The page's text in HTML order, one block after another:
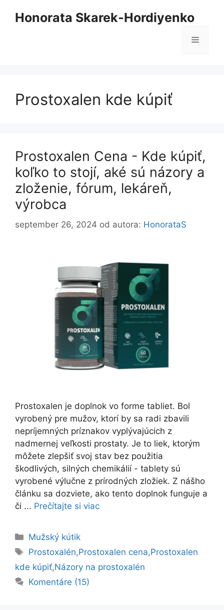
Honorata Skarek-Hordiyenko
Prostoxalen kde kúpiť
Prostoxalen Cena - Kde kúpiť,
koľko to stojí, aké sú názory a
zloženie, fórum, lekáreň,
výrobca
september 26, 2024 od autora: HonorataS
Prostoxalen je doplnok vo forme tabliet. Bol
vyrobený pre mužov, ktorí by sa radi zbavili
nepríjemných príznakov vyplývajúcich z
nadmernej veľkosti prostaty. Je to liek, ktorým
môžete zlepšiť svoj stav bez použitia
škodlivých, silných chemikálií - tablety sú
vyrobené výlučne z prírodných zložiek. Z nášho
článku sa dozviete, ako tento doplnok funguje a
či ... Prečítajte si viac
Kategórie
Mužský kútik
Značky
Prostoxalén,Prostoxalen cena,Prostoxalen
kde kúpiť,Názory na prostoxalén
Komentáre (15)